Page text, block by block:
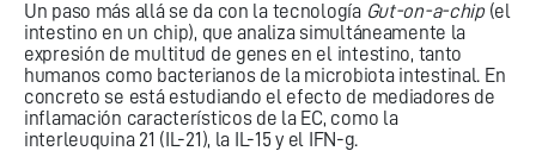
Un paso más allá se da con la tecnología Gut-on-a-chip(el
intestino en un chip), que analiza simultáneamente la
expresión de multitud de genes en el intestino, tanto
humanos como bacterianos de la microbiota intestinal. En
concreto se está estudiando el efecto de mediadores de
inflamación característicos de la EC, como la
interleuquina 21 (IL-21), la IL-15 y el IFN-g.